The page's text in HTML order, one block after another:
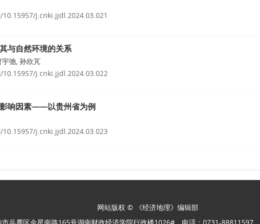
j.cnki.jjdl.2024.03.021
与自然环境的关系
弛, 孙欣芃
j.cnki.jjdl.2024.03.022
响因素——以贵州省为例
j.cnki.jjdl.2024.03.023
网站版权 © 《经济地理》编辑部